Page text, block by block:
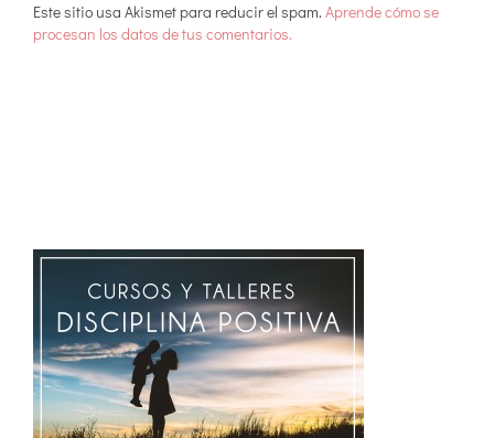
Este sitio usa Akismet para reducir el spam. Aprende cómo se
procesan los datos de tus comentarios.